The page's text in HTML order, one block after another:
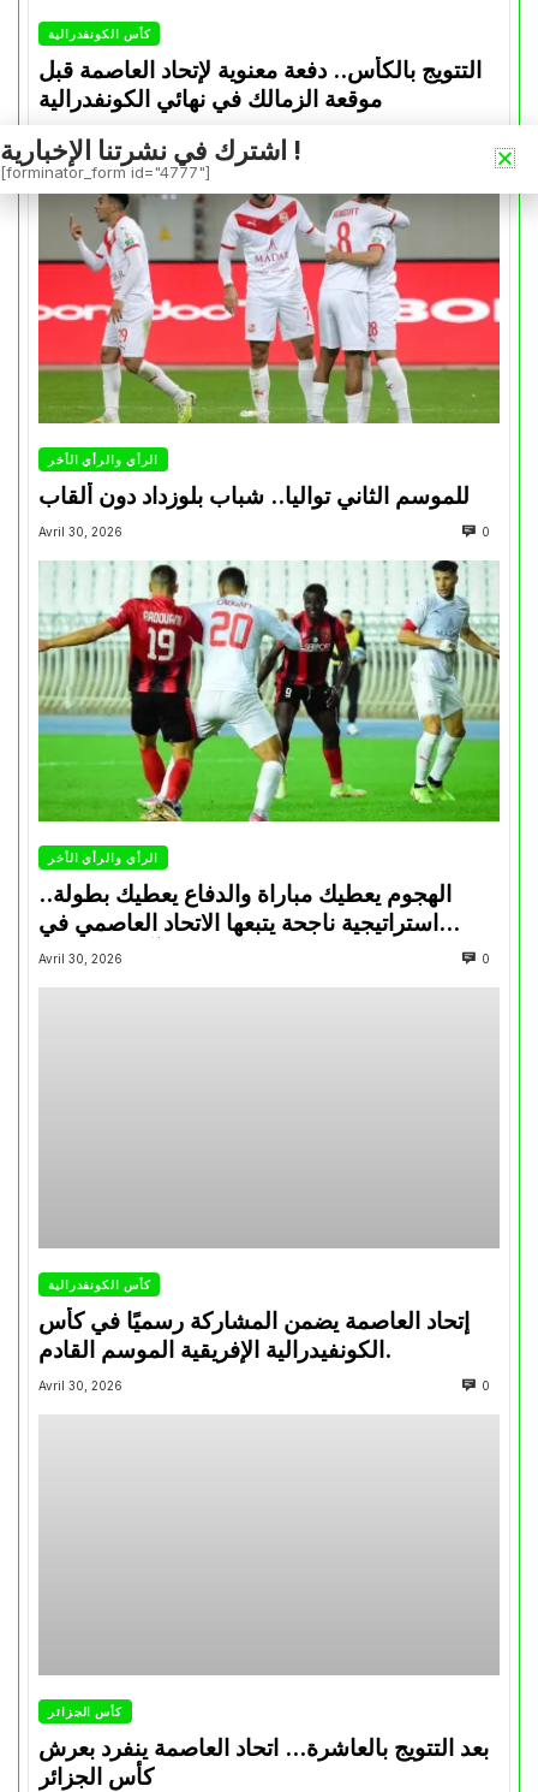
كأس الكونفدرالية
التتويج بالكأس.. دفعة معنوية لإتحاد العاصمة قبل
موقعة الزمالك في نهائي الكونفدرالية
الرأي والرأي الأخر
للموسم الثاني تواليا.. شباب بلوزداد دون ألقاب
Avril 30, 2026 0
الرأي والرأي الأخر
الهجوم يعطيك مباراة والدفاع يعطيك بطولة..
استراتيجية ناجحة يتبعها الاتحاد العاصمي في
تتويجاته آخر السنوات
Avril 30, 2026 0
كأس الكونفدرالية
إتحاد العاصمة يضمن المشاركة رسميًا في كأس
الكونفيدرالية الإفريقية الموسم القادم.
Avril 30, 2026 0
كأس الجزائر
بعد التتويج بالعاشرة… اتحاد العاصمة ينفرد بعرش
كأس الجزائر
اشترك في نشرتنا الإخبارية !
[forminator_form id="4777"]